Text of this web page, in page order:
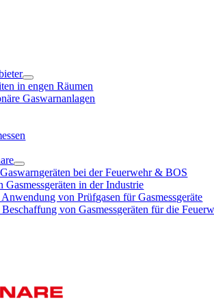
in engen Räumen
Gaswarnanlagen
bei der Feuerwehr & BOS
Gasmessgeräten in der Industrie
von Prüfgasen für Gasmessgeräte
von Gasmessgeräten für die